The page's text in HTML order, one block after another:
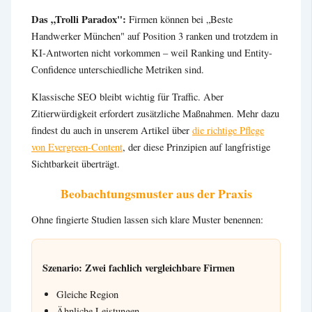
Das „Trolli Paradox": Firmen können bei „Beste
Handwerker München" auf Position 3 ranken und trotzdem in
KI-Antworten nicht vorkommen – weil Ranking und Entity-
Confidence unterschiedliche Metriken sind.
Klassische SEO bleibt wichtig für Traffic. Aber
Zitierwürdigkeit erfordert zusätzliche Maßnahmen. Mehr dazu
findest du auch in unserem Artikel überdie richtige Pflege
von Evergreen-Content, der diese Prinzipien auf langfristige
Sichtbarkeit überträgt.
Beobachtungsmuster aus der Praxis
Ohne fingierte Studien lassen sich klare Muster benennen:
Szenario: Zwei fachlich vergleichbare Firmen
Gleiche Region